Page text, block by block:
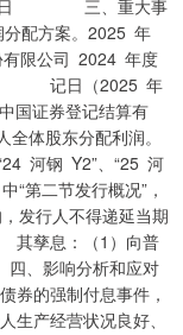
三、重大事
配方案。2025 年
公司 2024 年度
登 记日（2025 年
国证券登记结算有
体股东分配利润。
河钢 Y2”、“25 河
二节发行概况”，
行人不得递延当期
孳息：（1）向普
影响分析和应对
的强制付息事件，
产经营状况良好、